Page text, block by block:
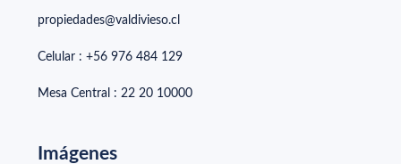
propiedades@valdivieso.cl
Celular : +56 976 484 129
Mesa Central : 22 20 10000
Imágenes